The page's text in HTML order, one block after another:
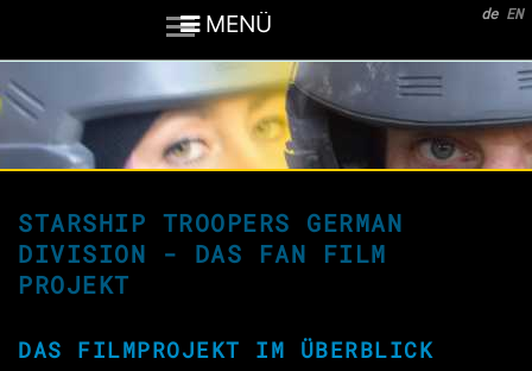
de EN
MENÜ
STARSHIP TROOPERS GERMAN
DIVISION - DAS FAN FILM
PROJEKT
DAS FILMPROJEKT IM ÜBERBLICK